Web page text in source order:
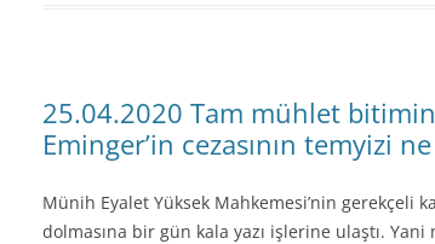
25.04.2020 Tam mühlet
Eminger’in cezasının temyizi
Münih Eyalet Yüksek Mahkemesi’nin gerekçeli
dolmasına bir gün kala yazı işlerine ulaştı. Yani